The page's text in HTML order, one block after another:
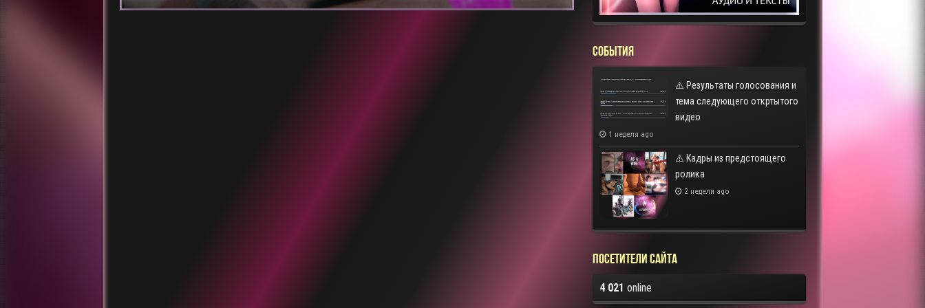
СОБЫТИЯ
⚠️ Результаты голосования и
тема следующего откртытого
видео
1 неделя ago
⚠️ Кадры из предстоящего
ролика
2 недели ago
Посетители сайта
4 021 online